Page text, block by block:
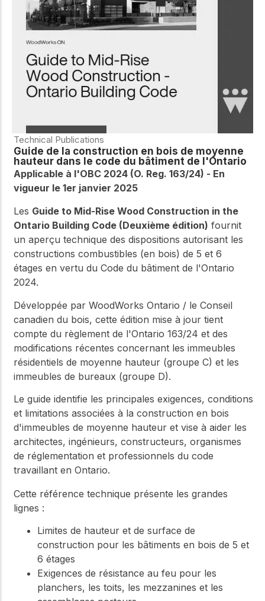
Technical Publications
Guide de la construction en bois de moyenne
hauteur dans le code du bâtiment de l'Ontario
Applicable à l'OBC 2024 (O. Reg. 163/24) - En
vigueur le 1er janvier 2025
Les Guide to Mid-Rise Wood Construction in the
Ontario Building Code (Deuxième édition) fournit
un aperçu technique des dispositions autorisant les
constructions combustibles (en bois) de 5 et 6
étages en vertu du Code du bâtiment de l'Ontario
2024.
Développée par WoodWorks Ontario / le Conseil
canadien du bois, cette édition mise à jour tient
compte du règlement de l'Ontario 163/24 et des
modifications récentes concernant les immeubles
résidentiels de moyenne hauteur (groupe C) et les
immeubles de bureaux (groupe D).
Le guide identifie les principales exigences, conditions
et limitations associées à la construction en bois
d'immeubles de moyenne hauteur et vise à aider les
architectes, ingénieurs, constructeurs, organismes
de réglementation et professionnels du code
travaillant en Ontario.
Cette référence technique présente les grandes
lignes :
Limites de hauteur et de surface de
construction pour les bâtiments en bois de 5 et
6 étages
Exigences de résistance au feu pour les
planchers, les toits, les mezzanines et les